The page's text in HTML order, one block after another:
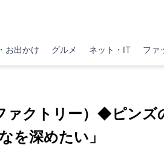
お出かけ グルメ ネット・IT ファ
ァクトリー）◆ピン
を深めたい」